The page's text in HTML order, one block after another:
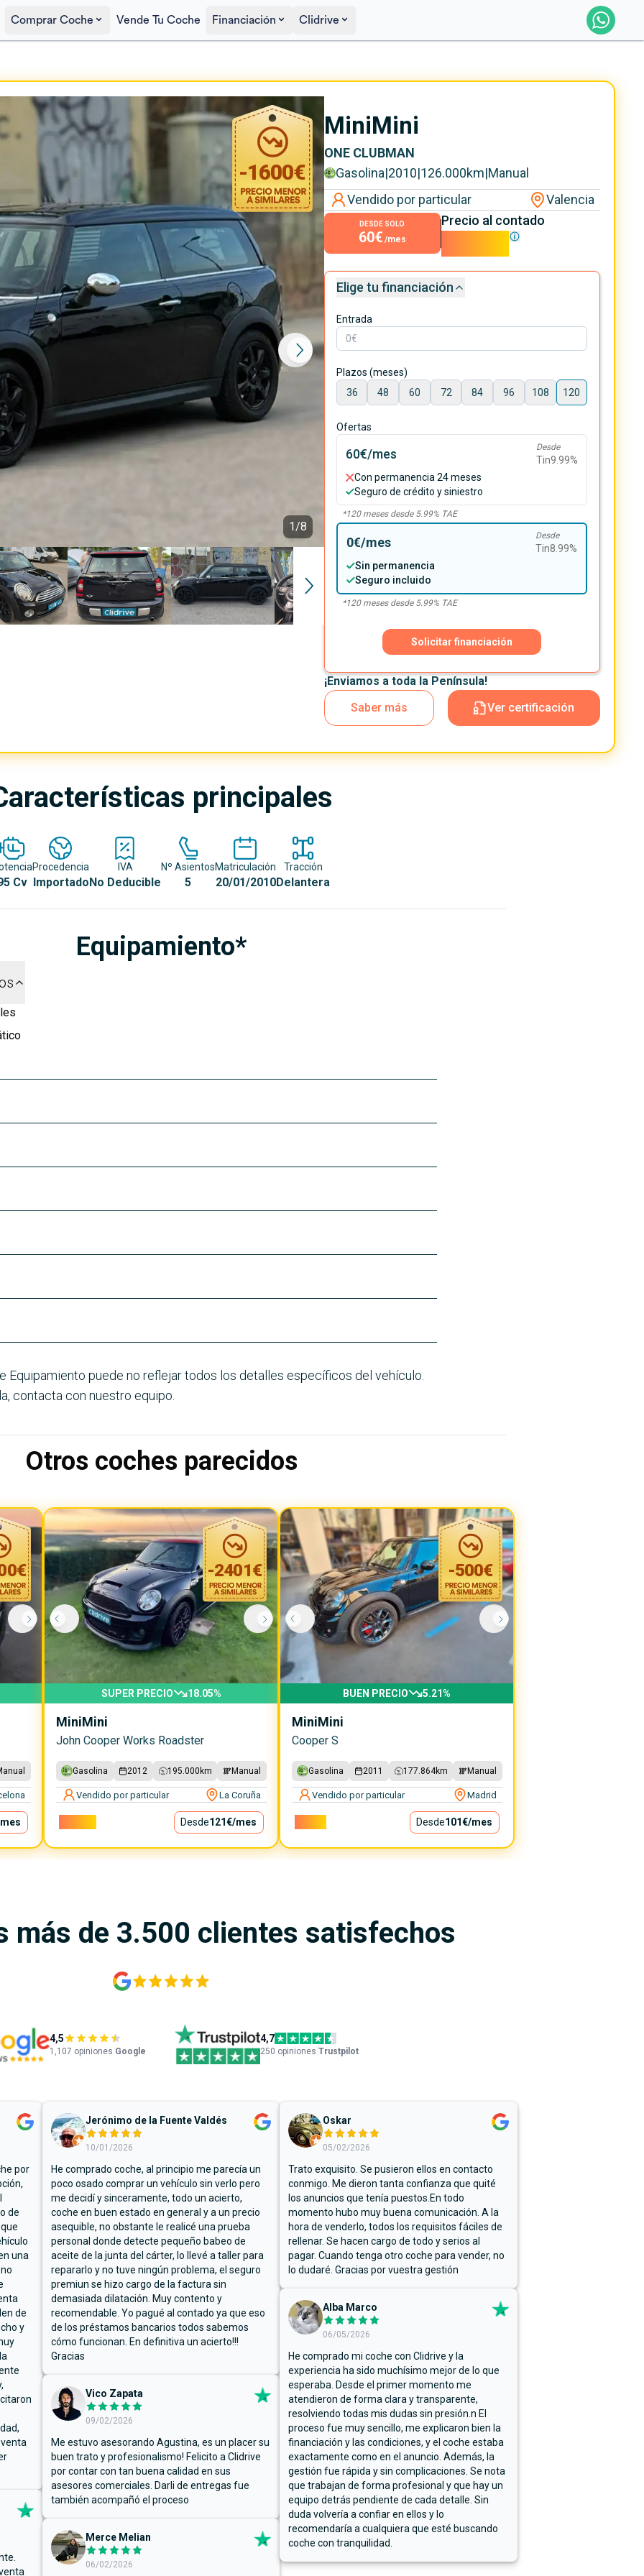
Comprar Coche Vende Tu Coche Financiación Clidrive
1/8
-1600€
5.400€
MiniMini
ONE CLUBMAN
Gasolina|2010|126.000km|Manual
Vendido por particular
Valencia
DESDE SOLO
60€ /mes
Precio al contado
5.400€
Elige tu financiación
Entrada
Plazos (meses)
36
48 60 72 84 96 108 120
Ofertas
60€/mes Desde
Tin9.99%
Con permanencia 24 meses
Seguro de crédito y siniestro
*120meses desde 5.99% TAE
0€/mes Desde
Tin8.99%
Sin permanencia
Seguro incluido
*120meses desde 5.99% TAE
Solicitar financiación
¡Enviamos a toda la Península!
Saber más
Ver certificación
principales
Cv
Procedencia
Importado
IVA
No Deducible
Nº Asientos
5
Matriculación
20/01/2010
Tracción
Delantera
Equipamiento*
Equipamiento puede no reflejar todos los detalles específicos del vehículo.
contacta con nuestro equipo.
Otros coches parecidos
€ -2401€
SUPER PRECIO 18.05%
MiniMini
John Cooper Works Roadster
Gasolina 2012 195.000 km Manual
Vendido por particular La Coruña
Desde121€/mes
-500€
BUEN PRECIO 5.21%
MiniMini
Cooper S
Gasolina 2011 177.864km Manual
Vendido por particular Madrid
Desde101€/mes
más de 3.500 clientes satisfechos
4,5
1,107 opiniones Google
4,7
250 opiniones Trustpilot
por
de
una
de
y
Jerónimo de la Fuente Valdés
10/01/2026
He comprado coche, al principio me parecía un
poco osado comprar un vehículo sin verlo pero
me decidí y sinceramente, todo un acierto,
coche en buen estado en general y a un precio
asequible, no obstante le realicé una prueba
personal donde detecte pequeño babeo de
aceite de la junta del cárter, lo llevé a taller para
repararlo y no tuve ningún problema, el seguro
premiun se hizo cargo de la factura sin
demasiada dilatación. Muy contento y
recomendable. Yo pagué al contado ya que eso
de los préstamos bancarios todos sabemos
cómo funcionan. En definitiva un acierto!!!
Gracias
Vico Zapata
09/02/2026
Me estuvo asesorando Agustina, es un placer su
buen trato y profesionalismo! Felicito a Clidrive
por contar con tan buena calidad en sus
asesores comerciales. Darli de entregas fue
también acompañó el proceso
Merce Melian
06/02/2026
Oskar
05/02/2026
Trato exquisito. Se pusieron ellos en contacto
conmigo. Me dieron tanta confianza que quité
los anuncios que tenía puestos.En todo
momento hubo muy buena comunicación. A la
hora de venderlo, todos los requisitos fáciles de
rellenar. Se hacen cargo de todo y serios al
pagar. Cuando tenga otro coche para vender, no
lo dudaré. Gracias por vuestra gestión
Alba Marco
06/05/2026
He comprado mi coche con Clidrive y la
experiencia ha sido muchísimo mejor de lo que
esperaba. Desde el primer momento me
atendieron de forma clara y transparente,
resolviendo todas mis dudas sin presión.n El
proceso fue muy sencillo, me explicaron bien la
financiación y las condiciones, y el coche estaba
exactamente como en el anuncio. Además, la
gestión fue rápida y sin complicaciones. Se nota
que trabajan de forma profesional y que hay un
equipo detrás pendiente de cada detalle. Sin
duda volvería a confiar en ellos y lo
recomendaría a cualquiera que esté buscando
coche con tranquilidad.